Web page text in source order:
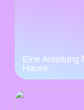
Eine Anleitung
Hause